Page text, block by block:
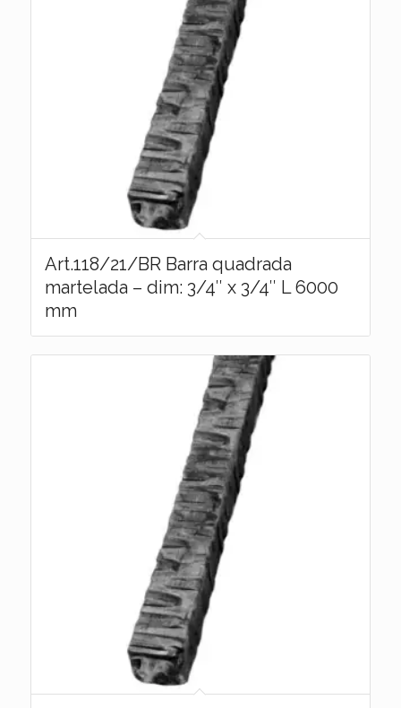
Art.118/21/BR Barra quadrada
martelada – dim: 3/4″ x 3/4″ L 6000
mm